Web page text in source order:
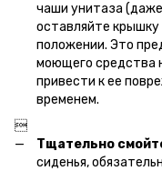
чаши унитаза (даже
оставляйте
положении. Это
моющего средства
привести к ее
временем.

Тщательно
сиденья,